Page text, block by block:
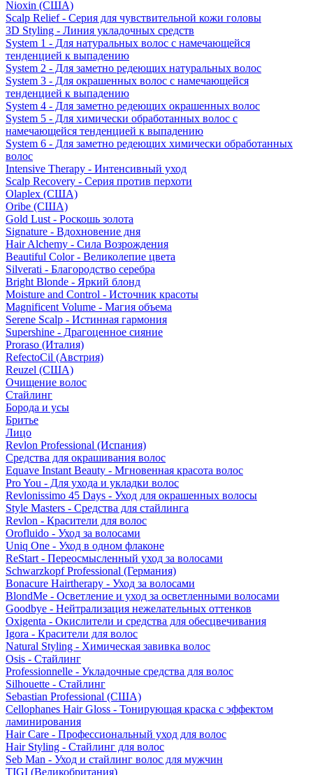
Nioxin (США)
Scalp Relief - Серия для чувствительной кожи головы
3D Styling - Линия укладочных средств
System 1 - Для натуральных волос с намечающейся
тенденцией к выпадению
System 2 - Для заметно редеющих натуральных волос
System 3 - Для окрашенных волос с намечающейся
тенденцией к выпадению
System 4 - Для заметно редеющих окрашенных волос
System 5 - Для химически обработанных волос с
намечающейся тенденцией к выпадению
System 6 - Для заметно редеющих химически обработанных
волос
Intensive Therapy - Интенсивный уход
Scalp Recovery - Серия против перхоти
Olaplex (США)
Oribe (США)
Gold Lust - Роскошь золота
Signature - Вдохновение дня
Hair Alchemy - Сила Возрождения
Beautiful Color - Великолепие цвета
Silverati - Благородство серебра
Bright Blonde - Яркий блонд
Moisture and Control - Источник красоты
Magnificent Volume - Магия объема
Serene Scalp - Истинная гармония
Supershine - Драгоценное сияние
Proraso (Италия)
RefectoCil (Австрия)
Reuzel (США)
Очищение волос
Стайлинг
Борода и усы
Бритье
Лицо
Revlon Professional (Испания)
Средства для окрашивания волос
Equave Instant Beauty - Мгновенная красота волос
Pro You - Для ухода и укладки волос
Revlonissimo 45 Days - Уход для окрашенных волосы
Style Masters - Средства для стайлинга
Revlon - Красители для волос
Orofluido - Уход за волосами
Uniq One - Уход в одном флаконе
ReStart - Переосмысленный уход за волосами
Schwarzkopf Professional (Германия)
Bonacure Hairtherapy - Уход за волосами
BlondMe - Осветление и уход за осветленными волосами
Goodbye - Нейтрализация нежелательных оттенков
Oxigenta - Окислители и средства для обесцвечивания
Igora - Красители для волос
Natural Styling - Химическая завивка волос
Osis - Стайлинг
Professionnelle - Укладочные средства для волос
Silhouette - Стайлинг
Sebastian Professional (США)
Cellophanes Hair Gloss - Тонирующая краска с эффектом
ламинирования
Hair Care - Профессиональный уход для волос
Hair Styling - Стайлинг для волос
Seb Man - Уход и стайлинг волос для мужчин
TIGI (Великобритания)